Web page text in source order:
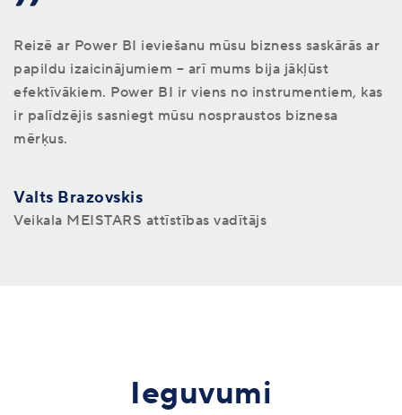
Reizē ar Power BI ieviešanu mūsu bizness saskārās ar
papildu izaicinājumiem – arī mums bija jākļūst
efektīvākiem. Power BI ir viens no instrumentiem, kas
ir palīdzējis sasniegt mūsu nospraustos biznesa
mērķus.
Valts Brazovskis
Veikala MEISTARS attīstības vadītājs
Reizē ar Power BI ieviešanu mūsu bizness saskārās ar
papildu izaicinājumiem – arī mums bija jākļūst
efektīvākiem. Power BI ir viens no instrumentiem, kas
ir palīdzējis sasniegt mūsu nospraustos biznesa
mērķus.
Valts Brazovskis
Veikala MEISTARS attīstības vadītājs
Reizē ar Power BI ieviešanu mūsu bizness saskārās ar
papildu izaicinājumiem – arī mums bija jākļūst
efektīvākiem. Power BI ir viens no instrumentiem, kas
ir palīdzējis sasniegt mūsu nospraustos biznesa
mērķus.
Valts Brazovskis
Veikala MEISTARS attīstības vadītājs
Ieguvumi